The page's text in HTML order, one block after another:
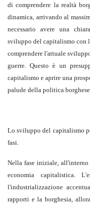
di comprendere la realtà
dinamica, arrivando al
necessario avere una
sviluppo del capitalismo con
comprendere l'attuale
guerre. Questo è un
capitalismo e aprire una
palude della politica
Lo sviluppo del capitalismo
fasi.
Nella fase iniziale, all'interno
economia capitalistica.
l'industrializzazione
rapporti e la borghesia,